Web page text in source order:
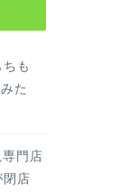
も
た
門店
店